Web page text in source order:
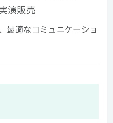
演販売
最適なコミュニケーショ